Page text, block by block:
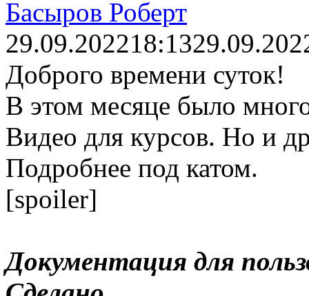
Басыров Роберт
29.09.202218:13
Доброго времени суток!
В этом месяце было
Видео для курсов. Но и
Подробнее под катом.
[spoiler]
Документация для